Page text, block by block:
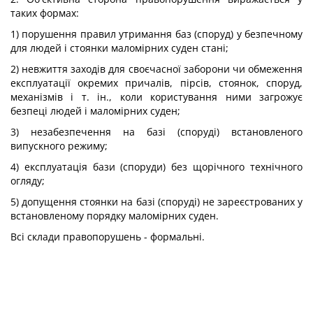
таких формах:
1) порушення правил утримання баз (споруд) у безпечному
для людей і стоянки маломірних суден стані;
2) невжиття заходів для своєчасної заборони чи обмеження
експлуатації окремих причалів, пірсів, стоянок, споруд,
механізмів і т. ін., коли користування ними загрожує
безпеці людей і маломірних суден;
3) незабезпечення на базі (споруді) встановленого
випускного режиму;
4) експлуатація бази (споруди) без щорічного технічного
огляду;
5) допущення стоянки на базі (споруді) не зареєстрованих у
встановленому порядку маломірних суден.
Всі склади правопорушень - формальні.